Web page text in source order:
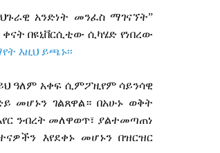
አንድነት መንፈስ ማገናኘት”
ቀናት በዩኒቨርሲቲው ሲካሄድ የነበረው
እዚህ ይጫኑ፡፡
ዓለም አቀፍ ሲምፖዚየም ሳይንሳዊ
መሆኑን ገልጸዋል። በአሁኑ ወቅት
ንብረት መለዋወጥ፣ ያልተመጣጠነ
እየደቀኑ መሆኑን በዝርዝር